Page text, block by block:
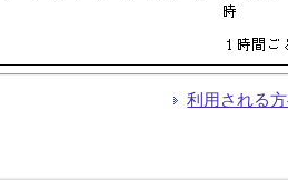
利用される